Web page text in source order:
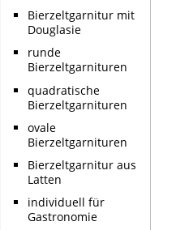
Bierzeltgarnitur mit
Douglasie
runde
Bierzeltgarnituren
quadratische
Bierzeltgarnituren
ovale
Bierzeltgarnituren
Bierzeltgarnitur aus
Latten
individuell für
Gastronomie